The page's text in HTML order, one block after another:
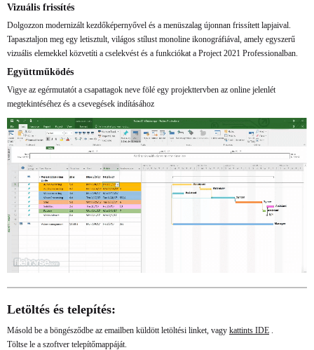
Vizuális frissítés
Dolgozzon modernizált kezdőképernyővel és a menüszalag újonnan frissített lapjaival.
Tapasztaljon meg egy letisztult, világos stílust monoline ikonográfiával, amely egyszerű
vizuális elemekkel közvetíti a cselekvést és a funkciókat a Project 2021 Professionalban.
Együttműködés
Vigye az egérmutatót a csapattagok neve fölé egy projekttervben az online jelenlét
megtekintéséhez és a csevegések indításához
Letöltés és telepítés:
Másold be a böngésződbe az emailben küldött letöltési linket, vagy kattints IDE
Töltse le a szoftver telepítőmappáját.